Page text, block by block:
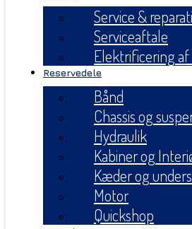
Service &
Serviceaftale
Elektrificering
Reservedele
Bånd
Chassis og
Hydraulik
Kabiner og
Kæder og
Motor
Quickshop